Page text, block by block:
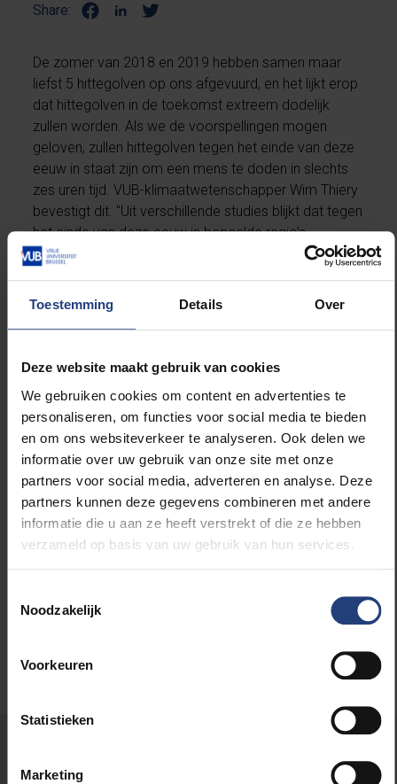
Toestemming Details Over
Deze website maakt gebruik van cookies
We gebruiken cookies om content en advertenties te
personaliseren, om functies voor social media te bieden
en om ons websiteverkeer te analyseren. Ook delen we
informatie over uw gebruik van onze site met onze
partners voor social media, adverteren en analyse. Deze
partners kunnen deze gegevens combineren met andere
informatie die u aan ze heeft verstrekt of die ze hebben
verzameld op basis van uw gebruik van hun services.
Noodzakelijk
Voorkeuren
Statistieken
Marketing
Share:
De zomer van 2018 en 2019 hebben samen maar
liefst 5 hittegolven op ons afgevuurd, en het lijkt erop
dat hittegolven in de toekomst extreem dodelijk
zullen worden. Als we de voorspellingen mogen
geloven, zullen hittegolven tegen het einde van deze
eeuw in staat zijn om een mens te doden in slechts
zes uren tijd. VUB-klimaatwetenschapper Wim Thiery
bevestigt dit. "Uit verschillende studies blijkt dat tegen
het einde van deze eeuw in bepaalde regio’s
condities kunnen voorkomen waarbij jonge, fitte
hebben al slachtoffers op hun kerfstok staan.
Professor Thiery verwijst hierwijst naar de Europese
ruim 1.000 mensen. Naarmate de opwarming
toenemen in frequentie, duur en intensiteit." Lees
meer opknack.be(+).
Lees meer over: